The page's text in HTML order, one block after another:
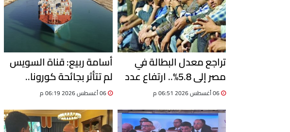
تراجع معدل البطالة في
مصر إلى 5.8%.. ارتفاع عدد
خلال الربع الثاني 2026
أسامة ربيع: قناة السويس
لم تتأثر بجائحة كورونا..
وحققنا نموًا 8% في حركة
السفن
06 أغسطس 2026 06:19 م